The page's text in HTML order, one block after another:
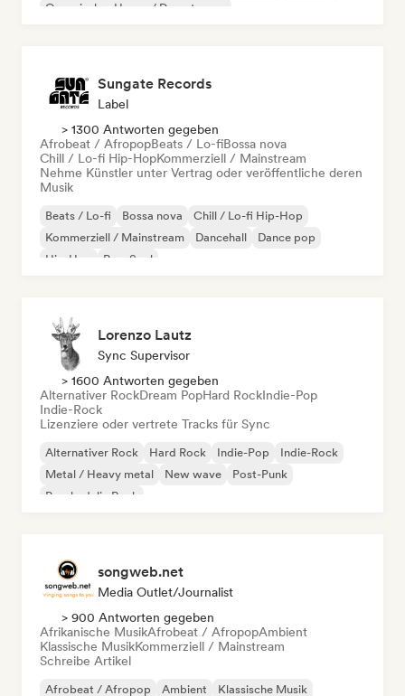
Organischer House / Downtempo
Sungate Records
Label
> 1300 Antworten gegeben
Afrobeat / AfropopBeats / Lo-fiBossa nova
Chill / Lo-fi Hip-HopKommerziell / Mainstream
Nehme Künstler unter Vertrag oder veröffentliche deren
Musik
Beats / Lo-fi Bossa nova
Chill / Lo-fi Hip-Hop
Kommerziell / Mainstream
Dancehall
Dance pop
Hip-Hop
Pop-Soul
Lorenzo Lautz
Sync Supervisor
> 1600 Antworten gegeben
Alternativer RockDream PopHard RockIndie-Pop
Indie-Rock
Lizenziere oder vertrete Tracks für Sync
Alternativer Rock Hard Rock Indie-Pop
Indie-Rock
Metal / Heavy metal
New wave
Post-Punk
Psychedelic Rock
songweb.net
Media Outlet/Journalist
> 900 Antworten gegeben
Afrikanische MusikAfrobeat / AfropopAmbient
Klassische MusikKommerziell / Mainstream
Schreibe Artikel
Afrobeat / Afropop Ambient Klassische Musik